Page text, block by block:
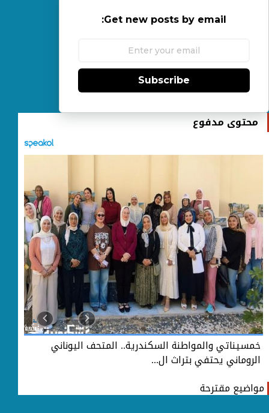
Get new posts by email:
Subscribe
محتوى مدفوع
خمسيناتي والمواطنة السكندرية.. المتحف اليوناني
الروماني يحتفي بتراث ال...
مواضيع مقترحة